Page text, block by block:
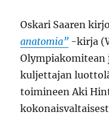
Oskari Saaren
anatomia” -kirja
Olympiakomitean
kuljettajan
toimineen Aki